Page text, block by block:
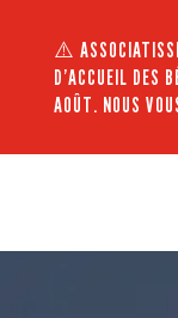
⚠️ ASSOCIATISSE
D’ACCUEIL DES
AOÛT. NOUS